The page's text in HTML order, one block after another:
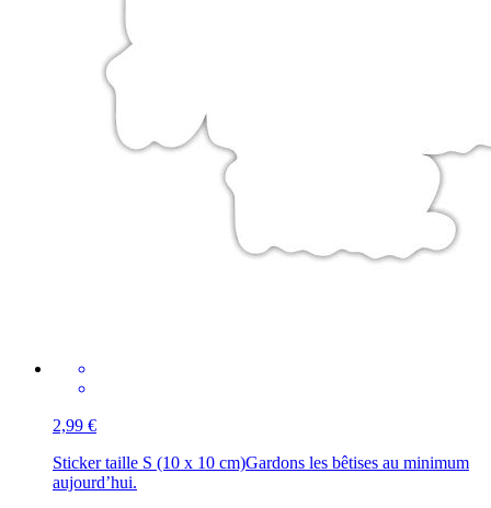
2,99 €
Sticker taille S (10 x 10 cm)Gardons les bêtises au minimum
aujourd’hui.